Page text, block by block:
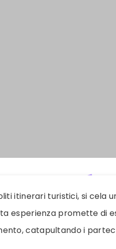
itinerari turistici, si cela
esperienza promette di
catapultando i